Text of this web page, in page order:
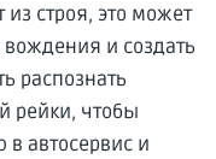
из строя, это может
и создать
распознать
рейки, чтобы
автосервис и